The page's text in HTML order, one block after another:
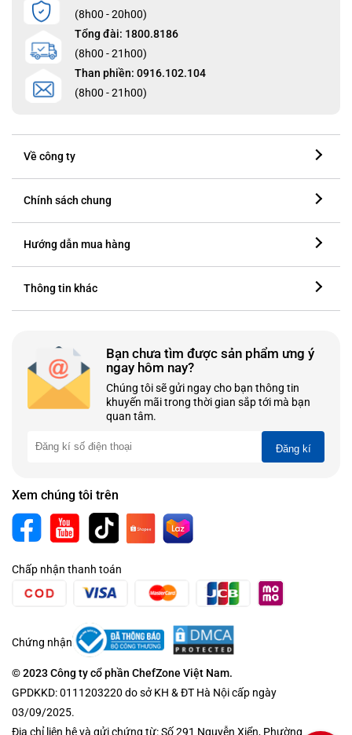
(8h00 - 20h00)
Tổng đài: 1800.8186
(8h00 - 21h00)
Than phiền: 0916.102.104
(8h00 - 21h00)
Về công ty
Chính sách chung
Hướng dẫn mua hàng
Thông tin khác
Bạn chưa tìm được sản phẩm ưng ý
ngay hôm nay?
Chúng tôi sẽ gửi ngay cho bạn thông tin
khuyến mãi trong thời gian sắp tới mà bạn
quan tâm.
Đăng kí
Xem chúng tôi trên
Chấp nhận thanh toán
Chứng nhận
© 2023 Công ty cổ phần ChefZone Việt Nam.
GPDKKD: 0111203220 do sở KH & ĐT Hà Nội cấp ngày
03/09/2025.
Địa chỉ liên hệ và gửi chứng từ: Số 291 Nguyễn Xiển, Phường